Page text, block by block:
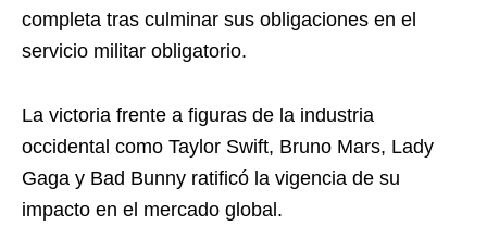
completa tras culminar sus obligaciones en el
servicio militar obligatorio.
La victoria frente a figuras de la industria
occidental como Taylor Swift, Bruno Mars, Lady
Gaga y Bad Bunny ratificó la vigencia de su
impacto en el mercado global.